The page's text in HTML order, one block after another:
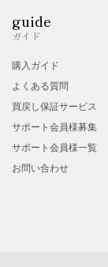
guide
ガイド
購入ガイド
よくある質問
買戻し保証サービス
サポート会員様募集
サポート会員様一覧
お問い合わせ